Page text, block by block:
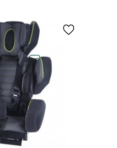
akční nabídku
a mějte přehled o
nabídkách.